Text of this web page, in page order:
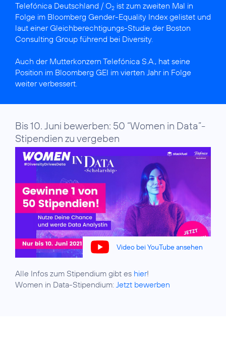
Telefónica Deutschland / O2 ist zum zweiten Mal in
Folge im Bloomberg Gender-Equality Index gelistet und
laut einer Gleich­berechti­gungs-Studie der Boston
Consulting Group führend bei Diversity.
Auch der Mutterkonzern Telefónica S.A., hat seine
Position im Bloomberg GEI im vierten Jahr in Folge
weiter verbessert.
Bis 10. Juni bewerben: 50 “Women in Data”-
Stipendien zu vergeben
Video bei YouTube ansehen
Alle Infos zum Stipendium gibt es hier!
Women in Data-Stipendium: Jetzt bewerben